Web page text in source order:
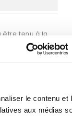
le contenu et
aux médias
être tenu à la
Le bâton en
le drapeau, ou
sur un support
et
2